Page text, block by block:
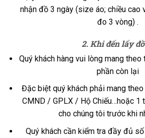
nhận đồ 3 ngày (size áo; chiều cao
đo 3 vòng) .
2. Khi đến lấy đồ
Quý khách hàng vui lòng mang
phần còn lại
Đặc biệt quý khách phải mang
CMND / GPLX / Hộ Chiếu…hoặc 1
cho chúng tôi trước khi
Quý khách cần kiểm tra đầy đủ